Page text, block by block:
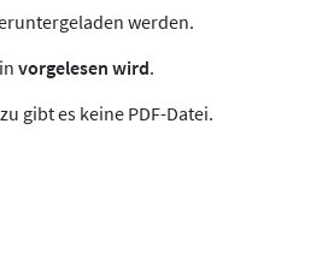
werden.
vorgelesen wird.
gibt es keine PDF-Datei.